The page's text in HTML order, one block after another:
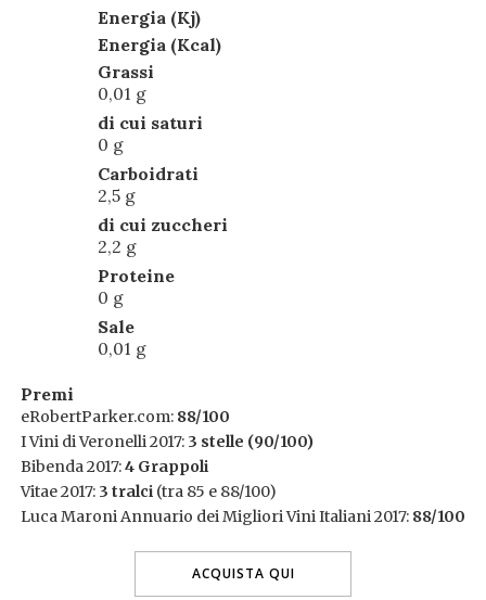
Energia (Kj)
Energia (Kcal)
Grassi
0,01 g
di cui saturi
0 g
Carboidrati
2,5 g
di cui zuccheri
2,2 g
Proteine
0 g
Sale
0,01 g
Premi
eRobertParker.com: 88/100
I Vini di Veronelli 2017: 3 stelle (90/100)
Bibenda 2017:4 Grappoli
Vitae 2017: 3 tralci (tra 85 e 88/100)
Luca Maroni Annuario dei Migliori Vini Italiani 2017: 88/100
ACQUISTA QUI